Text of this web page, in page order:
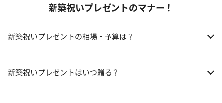
03 アルコール
05 ハーバリウム
新築祝いプレゼントのマナー！
新築祝いプレゼントの相場・予算は？
02 両親 10,000～50,000円
新築祝いプレゼントはいつ贈る？